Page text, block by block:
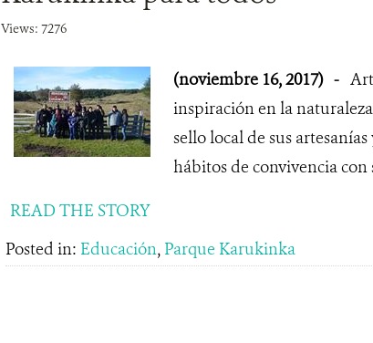
Views: 7276
(noviembre 16, 2017) -
inspiración en la
sello local de sus
hábitos de convivencia con
READ THE STORY
Posted in: Educación, Parque Karukinka